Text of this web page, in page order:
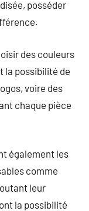
posséder
des couleurs
la possibilité de
voire des
chaque pièce
également les
comme
leur
la possibilité